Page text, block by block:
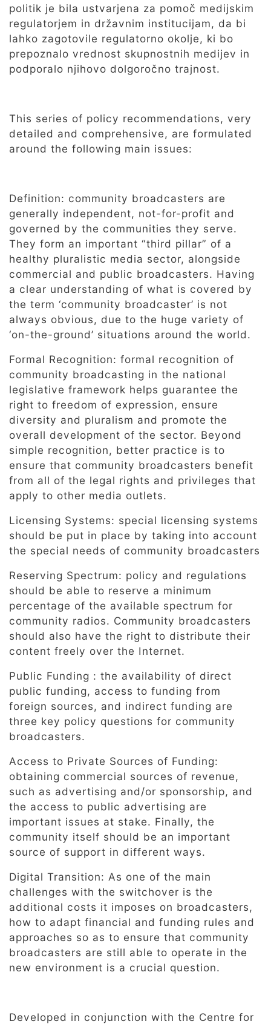
politik je bila ustvarjena za pomoč medijskim
regulatorjem in državnim institucijam, da bi
lahko zagotovile regulatorno okolje, ki bo
prepoznalo vrednost skupnostnih medijev in
podporalo njihovo dolgoročno trajnost.
This series of policy recommendations, very
detailed and comprehensive, are formulated
around the following main issues:
Definition: community broadcasters are
generally independent, not-for-profit and
governed by the communities they serve.
They form an important “third pillar” of a
healthy pluralistic media sector, alongside
commercial and public broadcasters. Having
a clear understanding of what is covered by
the term ‘community broadcaster’ is not
always obvious, due to the huge variety of
‘on-the-ground’ situations around the world.
Formal Recognition: formal recognition of
community broadcasting in the national
legislative framework helps guarantee the
right to freedom of expression, ensure
diversity and pluralism and promote the
overall development of the sector. Beyond
simple recognition, better practice is to
ensure that community broadcasters benefit
from all of the legal rights and privileges that
apply to other media outlets.
Licensing Systems: special licensing systems
should be put in place by taking into account
the special needs of community broadcasters
Reserving Spectrum: policy and regulations
should be able to reserve a minimum
percentage of the available spectrum for
community radios. Community broadcasters
should also have the right to distribute their
content freely over the Internet.
Public Funding : the availability of direct
public funding, access to funding from
foreign sources, and indirect funding are
three key policy questions for community
broadcasters.
Access to Private Sources of Funding:
obtaining commercial sources of revenue,
such as advertising and/or sponsorship, and
the access to public advertising are
important issues at stake. Finally, the
community itself should be an important
source of support in different ways.
Digital Transition: As one of the main
challenges with the switchover is the
additional costs it imposes on broadcasters,
how to adapt financial and funding rules and
approaches so as to ensure that community
broadcasters are still able to operate in the
new environment is a crucial question.
Developed in conjunction with the Centre for